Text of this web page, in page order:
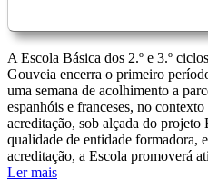
A Escola Básica dos 2.º e 3.º
Gouveia encerra o primeiro
uma semana de acolhimento a
espanhóis e franceses, no
acreditação, sob alçada do projeto
qualidade de entidade formadora,
acreditação, a Escola promoverá
Ler mais